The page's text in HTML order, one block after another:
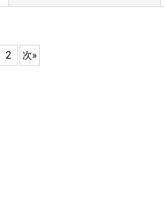
2 次»